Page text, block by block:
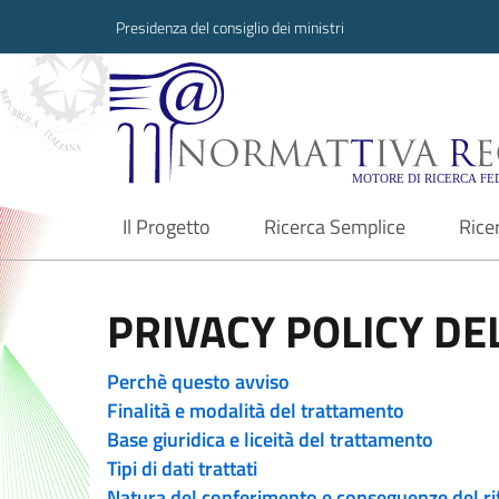
Presidenza del consiglio dei ministri
Normattiva
Il Progetto
current Ricerca Semplice
PRIVACY POLICY
Perchè questo avviso
Finalità e modalità del trattamento
Base giuridica e liceità del trattamento
Tipi di dati trattati